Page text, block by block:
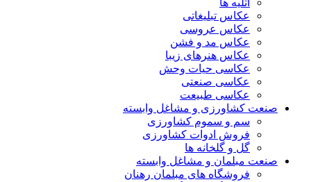
آتلیه ها
عکاس تبلیغاتی
عکاس عروسی
عکاس مد و فشن
عکاس هنرهای زیبا
عکاسی حیات وحش
عکاسی صنعتی
عکاسی طبیعت
صنعت کشاورزی و مشاغل وابسته
سم و سموم کشاورزی
فروش ادوات کشاورزی
گل و گلخانه ها
صنعت مبلمان و مشاغل وابسته
فروشگاه های مبلمان رهنان